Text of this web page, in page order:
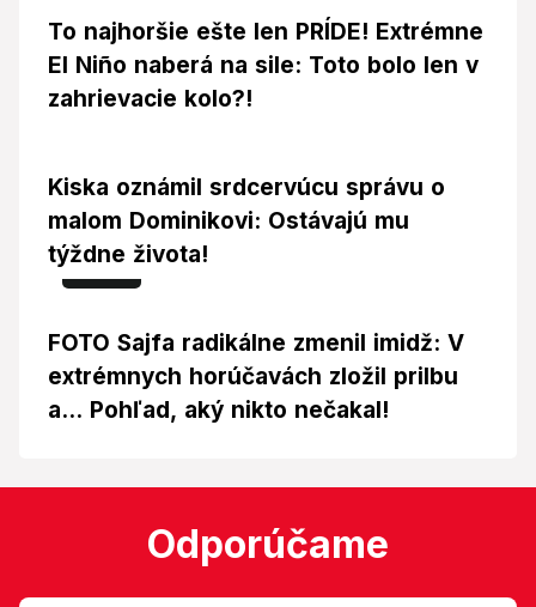
To najhoršie ešte len PRÍDE! Extrémne
El Niño naberá na sile: Toto bolo len v
zahrievacie kolo?!
Kiska oznámil srdcervúcu správu o
malom Dominikovi: Ostávajú mu
týždne života!
Foto
FOTO Sajfa radikálne zmenil imidž: V
extrémnych horúčavách zložil prilbu
a... Pohľad, aký nikto nečakal!
Odporúčame